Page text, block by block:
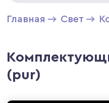
Главная Свет
(pur)